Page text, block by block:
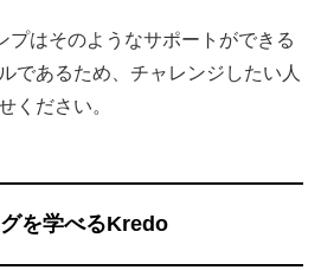
プはそのようなサポートができる
であるため、チャレンジしたい人
ください。
を学べるKredo